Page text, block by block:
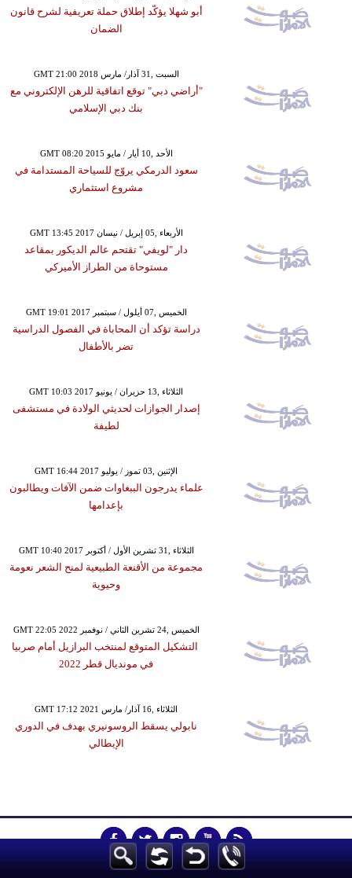
أبو شهلا يؤكّد إطلاق حملة تعريفية لشرح قانون
الضمان
GMT 21:00 2018 السبت ,31 آذار/ مارس
"أراضي دبي" توقع اتفاقية للرهن الإلكتروني مع
بنك دبي الإسلامي
GMT 08:20 2015 الأحد ,10 أيار / مايو
سعود الدرمكي يروّج للسياحة المستدامة في
مشروع استثماري
GMT 13:45 2017 الأربعاء ,05 إبريل / نيسان
دار "لويفي" تقتحم عالم الديكور بمقاعد
مستوحاة من الطراز الأميركي
GMT 19:01 2017 الخميس ,07 أيلول / سبتمبر
دراسة تؤكد أن المحاباة في الفصول الدراسية
تضر بالأطفال
GMT 10:03 2017 الثلاثاء ,13 حزيران / يونيو
إصدار الجوازات لحديثي الولادة في مستشفى
لطيفة
GMT 16:44 2017 الإثنين ,03 تموز / يوليو
علماء يدرجون الببغاوات ضمن الآفات ويطالبون
بإعدامها
GMT 10:40 2017 الثلاثاء ,31 تشرين الأول / أكتوبر
مجموعة من الأقنعة الطبيعية لمنح الشعر نعومة
وحيوية
GMT 22:05 2022 الخميس ,24 تشرين الثاني / نوفمبر
التشكيل المتوقع لمنتخب البرازيل أمام صربيا
في مونديال قطر 2022
GMT 17:12 2021 الثلاثاء ,16 آذار/ مارس
نابولي يسقط الروسونيري بهدف في الدوري
الإيطالي